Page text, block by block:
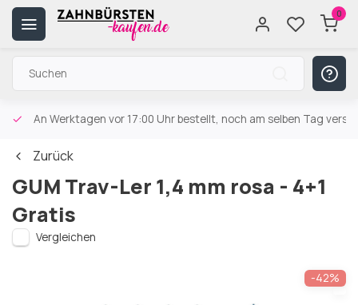
0
An Werktagen vor 17:00 Uhr bestellt, noch am selben Tag
Zurück
GUM Trav-Ler 1,4 mm rosa - 4+1
Gratis
Vergleichen
-42%